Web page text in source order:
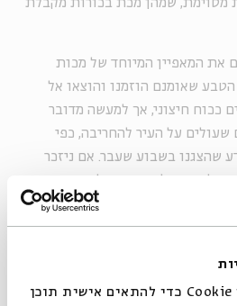
אנחנו משתמשים בקובצי Cookie כדי להתאים אישית תוכן
מסוימת, שמהן מכת בכורות מקבלת
את המאפיין המיוחד של מכות
שאומנם הוזמנו והוצאו אל
ככוח חיצוני, אך למעשה מדובר
שעולים על העיר להחריבה, כפי
שהצגנו בשבוע שעבר. אם ניזכר
לנוודים, שהחקלאות בה תלויה
על היאור, היא מדינת השפע.
העפר שהוציא יבול נהיה לכינים, מזג